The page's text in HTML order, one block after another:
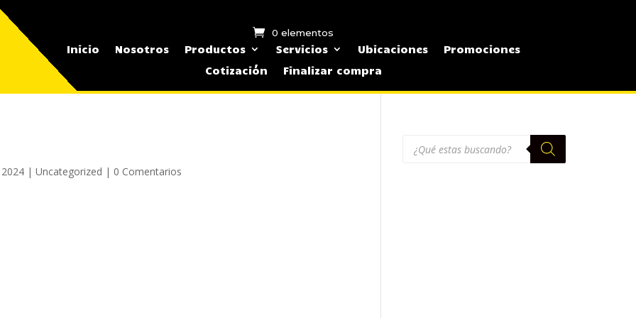
0 elementos
Inicio Nosotros Productos Servicios Ubicaciones
Promociones
Cotización
Finalizar compra
|Uncategorized | 0 Comentarios
productos